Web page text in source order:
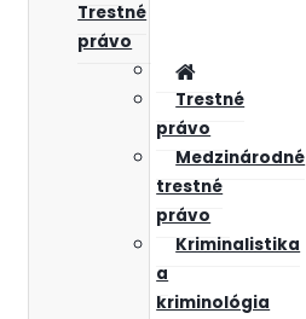
Trestné
právo
Trestné
právo
Medzinárodné
trestné
právo
Kriminalistika
a
kriminológia